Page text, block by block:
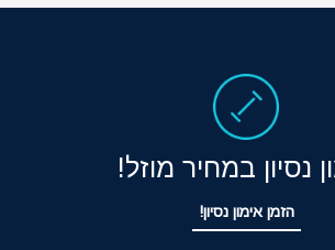
נסיון במחיר מוזל!
הזמן אימון נסיון!